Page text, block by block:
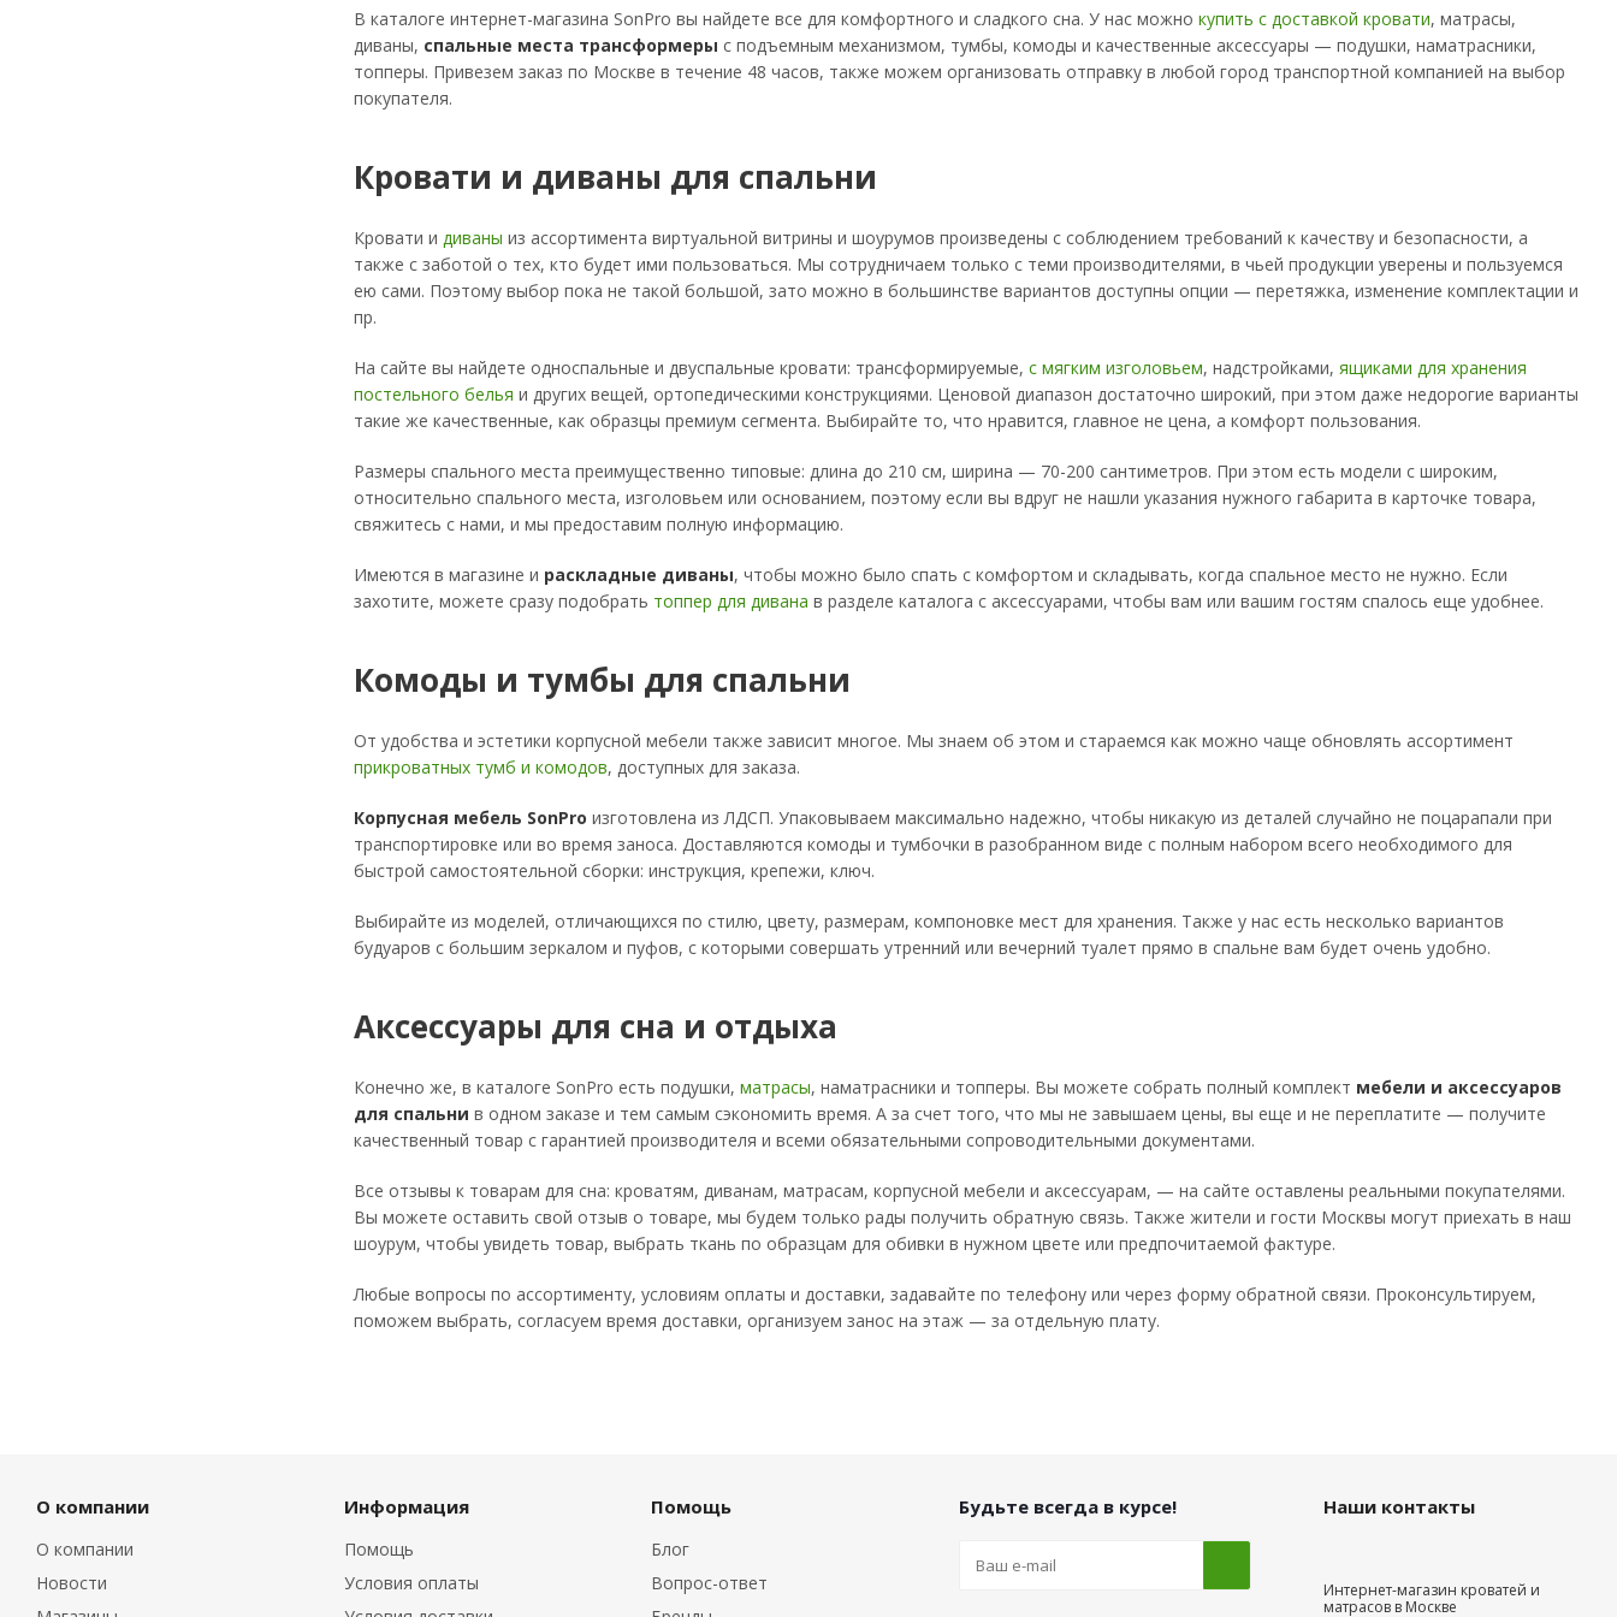
В каталоге интернет-магазина SonPro вы найдете все для комфортного и сладкого сна. У нас можно купить с доставкой кровати, матрасы,
диваны, спальные места трансформеры с подъемным механизмом, тумбы, комоды и качественные аксессуары — подушки, наматрасники,
топперы. Привезем заказ по Москве в течение 48 часов, также можем организовать отправку в любой город транспортной компанией на выбор
покупателя.
Кровати и диваны для спальни
Кровати и диваны из ассортимента виртуальной витрины и шоурумов произведены с соблюдением требований к качеству и безопасности, а
также с заботой о тех, кто будет ими пользоваться. Мы сотрудничаем только с теми производителями, в чьей продукции уверены и пользуемся
ею сами. Поэтому выбор пока не такой большой, зато можно в большинстве вариантов доступны опции — перетяжка, изменение комплектации и
пр.
На сайте вы найдете односпальные и двуспальные кровати: трансформируемые, с мягким изголовьем, надстройками, ящиками для хранения
постельного белья и других вещей, ортопедическими конструкциями. Ценовой диапазон достаточно широкий, при этом даже недорогие варианты
такие же качественные, как образцы премиум сегмента. Выбирайте то, что нравится, главное не цена, а комфорт пользования.
Размеры спального места преимущественно типовые: длина до 210 см, ширина — 70-200 сантиметров. При этом есть модели с широким,
относительно спального места, изголовьем или основанием, поэтому если вы вдруг не нашли указания нужного габарита в карточке товара,
свяжитесь с нами, и мы предоставим полную информацию.
Имеются в магазине и раскладные диваны, чтобы можно было спать с комфортом и складывать, когда спальное место не нужно. Если
захотите, можете сразу подобрать топпер для дивана в разделе каталога с аксессуарами, чтобы вам или вашим гостям спалось еще удобнее.
Комоды и тумбы для спальни
От удобства и эстетики корпусной мебели также зависит многое. Мы знаем об этом и стараемся как можно чаще обновлять ассортимент
прикроватных тумб и комодов, доступных для заказа.
Корпусная мебель SonPro изготовлена из ЛДСП. Упаковываем максимально надежно, чтобы никакую из деталей случайно не поцарапали при
транспортировке или во время заноса. Доставляются комоды и тумбочки в разобранном виде с полным набором всего необходимого для
быстрой самостоятельной сборки: инструкция, крепежи, ключ.
Выбирайте из моделей, отличающихся по стилю, цвету, размерам, компоновке мест для хранения. Также у нас есть несколько вариантов
будуаров с большим зеркалом и пуфов, с которыми совершать утренний или вечерний туалет прямо в спальне вам будет очень удобно.
Аксессуары для сна и отдыха
Конечно же, в каталоге SonPro есть подушки, матрасы, наматрасники и топперы. Вы можете собрать полный комплект мебели и аксессуаров
для спальни в одном заказе и тем самым сэкономить время. А за счет того, что мы не завышаем цены, вы еще и не переплатите — получите
качественный товар с гарантией производителя и всеми обязательными сопроводительными документами.
Все отзывы к товарам для сна: кроватям, диванам, матрасам, корпусной мебели и аксессуарам, — на сайте оставлены реальными покупателями.
Вы можете оставить свой отзыв о товаре, мы будем только рады получить обратную связь. Также жители и гости Москвы могут приехать в наш
шоурум, чтобы увидеть товар, выбрать ткань по образцам для обивки в нужном цвете или предпочитаемой фактуре.
Любые вопросы по ассортименту, условиям оплаты и доставки, задавайте по телефону или через форму обратной связи. Проконсультируем,
поможем выбрать, согласуем время доставки, организуем занос на этаж — за отдельную плату.
О компании
О компании
Новости
Информация
Помощь
Условия оплаты
Помощь
Блог
Вопрос-ответ
Будьте всегда в курсе! Наши контакты
Интернет-магазин кроватей и
матрасов в Москве